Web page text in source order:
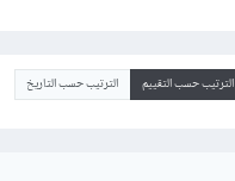
الترتيب حسب التقييم الترتيب حسب التاريخ